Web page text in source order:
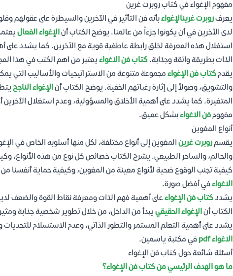
مفهوم الإغواء في كتاب روبرت غرين
يعرفروبرت غرينالإغواءبأنه فن التأثير في الآخرين والسيطرة على عقولهم
لدى الآخرين في أن يكونوا جزءاً من عالمنا. يوضح الكتاب أنالإغواء الفعال
استغلال هذه المعرفة لخلق رابطة عاطفية قوية مع الآخرين. كما يشدد على
الذات بطريقة واثقة وجذابة. كتاب فن الاغواء يعتبر من اهم الكتب في هذا
يقدمكتاب فن الإغواء مجموعة متنوعة من الاستراتيجيات والأساليب التي
والتشويق، وصولاً إلى إثارة رغباتهم الخفية. يوضح الكتاب أنالإغواء الناجح
المتغيرة. كما يشدد على أهمية الأخلاق والمسؤولية، وعدم استغلال
مفهومفن الاغواءبشكل عميق.
أنواع المغوين
يقسمروبرت غرين المغوين إلى أنواع مختلفة، لكل منها أسلوبه الخاص في
والحالم، والساحر الطبيعي. يشرح الكتاب خصائص كل نوع من هذه الأنواع،
كيفية تجنب الوقوع ضحية لأنواع معينة من المغوين، وكيفية حماية أنفسنا
الاغواءفي أفضل صورة.
يشددكتاب فن الإغواءعلى أهمية فهم الذات ومعرفة نقاط القوة والضعف
الكتاب أنالإغواء الحقيقي يبدأ من الداخل، من خلال تطوير شخصية جذابة
يشدد على أهمية التعلم المستمر والتطور الذاتي، وعدم الاستسلام للتحديات
الاغواء pdf
في مكتبة ياسمين.
أسئلة شائعة حول كتاب فن الإغواء
ما هو الهدف الرئيسي من كتاب فن الإغواء؟